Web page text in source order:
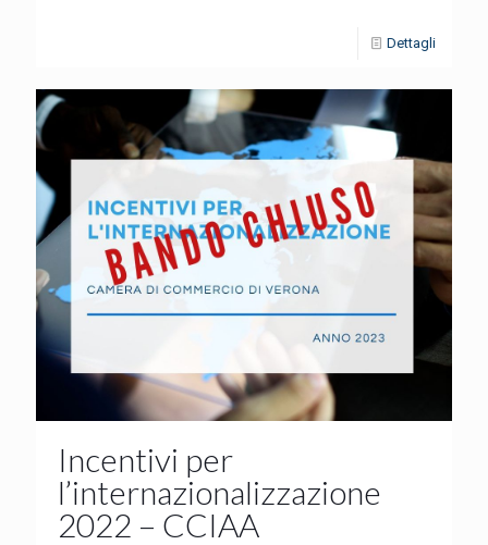
Dettagli
Incentivi per
l’internazionalizzazione
2022 – CCIAA